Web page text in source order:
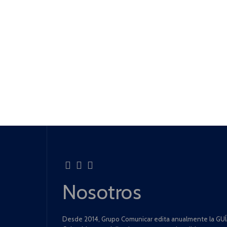
Nosotros
Desde 2014, Grupo Comunicar edita anualmente la